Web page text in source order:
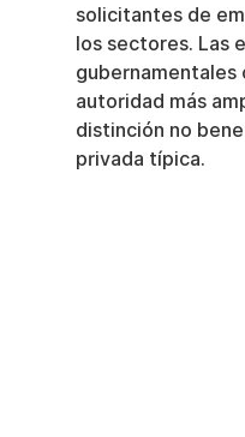
solicitantes de
los sectores. Las
gubernamentales
autoridad más
distinción no
privada típica.